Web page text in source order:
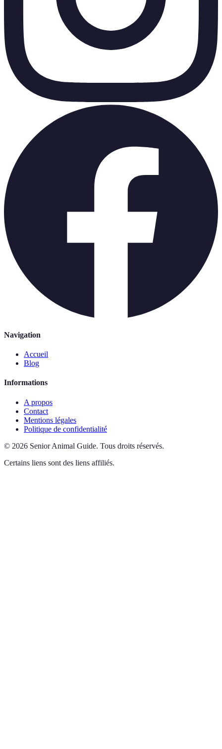
Navigation
Accueil
Blog
Informations
A propos
Contact
Mentions légales
Politique de confidentialité
© 2026 Senior Animal Guide. Tous droits réservés.
Certains liens sont des liens affiliés.